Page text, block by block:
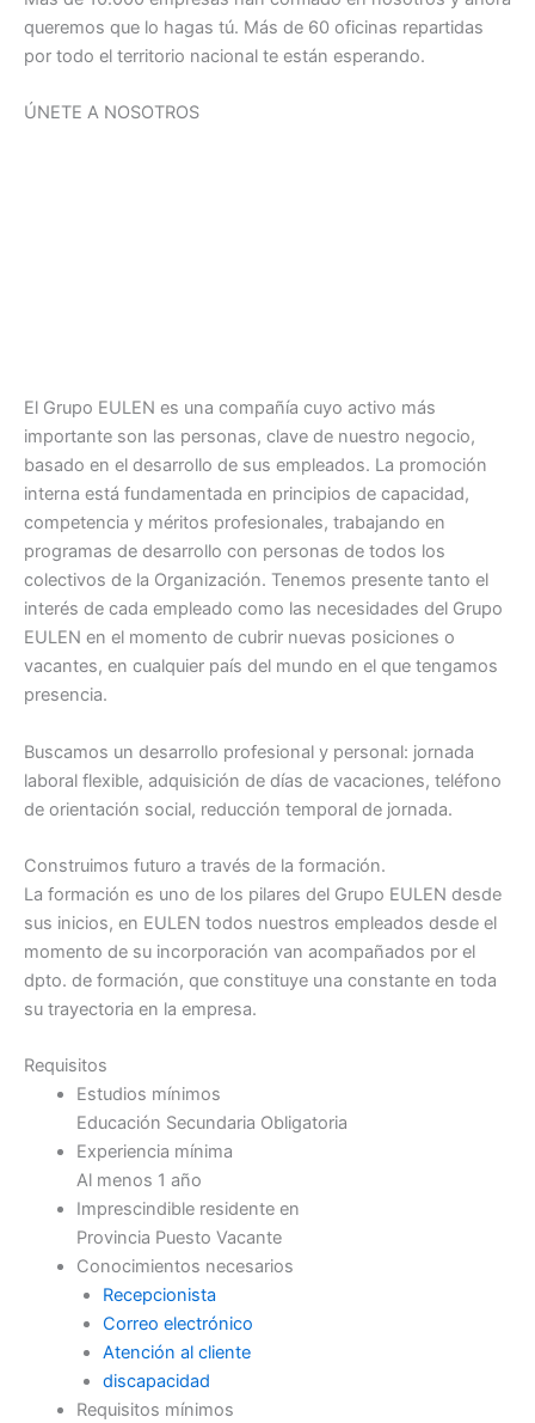
queremos que lo hagas tú. Más de 60 oficinas repartidas
por todo el territorio nacional te están esperando.
ÚNETE A NOSOTROS
El Grupo EULEN es una compañía cuyo activo más
importante son las personas, clave de nuestro negocio,
basado en el desarrollo de sus empleados. La promoción
interna está fundamentada en principios de capacidad,
competencia y méritos profesionales, trabajando en
programas de desarrollo con personas de todos los
colectivos de la Organización. Tenemos presente tanto el
interés de cada empleado como las necesidades del Grupo
EULEN en el momento de cubrir nuevas posiciones o
vacantes, en cualquier país del mundo en el que tengamos
presencia.
Buscamos un desarrollo profesional y personal: jornada
laboral flexible, adquisición de días de vacaciones, teléfono
de orientación social, reducción temporal de jornada.
Construimos futuro a través de la formación.
La formación es uno de los pilares del Grupo EULEN desde
sus inicios, en EULEN todos nuestros empleados desde el
momento de su incorporación van acompañados por el
dpto. de formación, que constituye una constante en toda
su trayectoria en la empresa.
Requisitos
Estudios mínimos
Educación Secundaria Obligatoria
Experiencia mínima
Al menos 1 año
Imprescindible residente en
Provincia Puesto Vacante
Conocimientos necesarios
Recepcionista
Correo electrónico
Atención al cliente
discapacidad
Requisitos mínimos